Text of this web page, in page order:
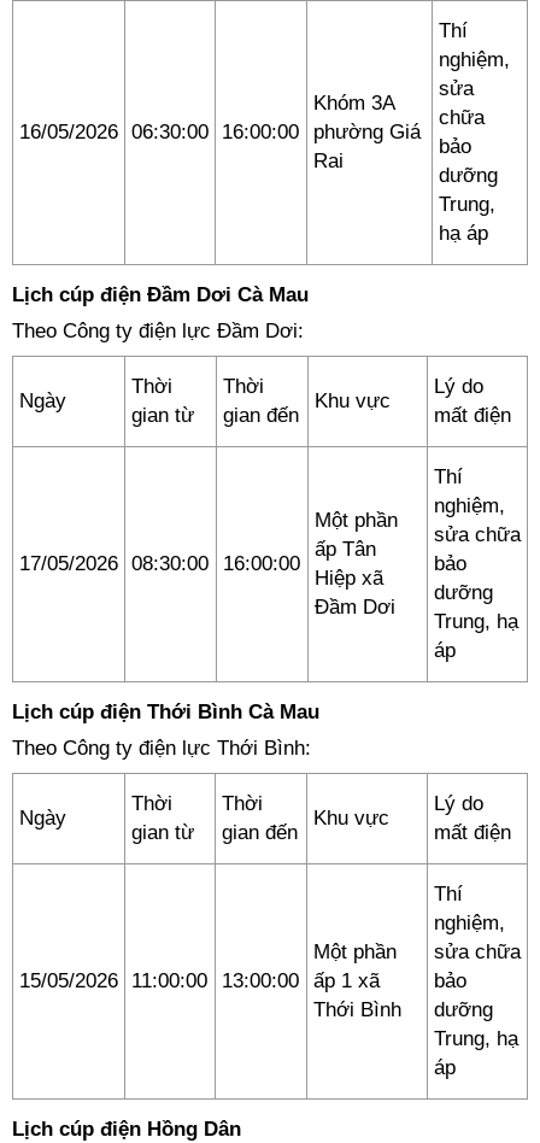
16/05/2026 06:30:00 16:00:00
Khóm 3A
phường Giá
Rai
Thí
nghiệm,
sửa
chữa
bảo
dưỡng
Trung,
hạ áp
Lịch cúp điện Đầm Dơi Cà Mau
Theo Công ty điện lực Đầm Dơi:
Ngày
Thời
gian từ
Thời
gian đến
Khu vực
Lý do
mất điện
17/05/2026 08:30:00 16:00:00
Một phần
ấp Tân
Hiệp xã
Đầm Dơi
Thí
nghiệm,
sửa chữa
bảo
dưỡng
Trung, hạ
áp
Lịch cúp điện Thới Bình Cà Mau
Theo Công ty điện lực Thới Bình:
Ngày
Thời
gian từ
Thời
gian đến
Khu vực
Lý do
mất điện
15/05/2026 11:00:00 13:00:00
Một phần
ấp 1 xã
Thới Bình
Thí
nghiệm,
sửa chữa
bảo
dưỡng
Trung, hạ
áp
Lịch cúp điện Hồng Dân